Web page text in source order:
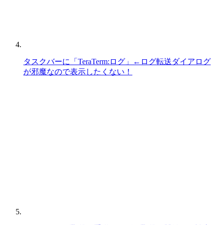
タスクバーに「TeraTerm:ログ」←ログ転送ダイアログ
が邪魔なので表示したくない！